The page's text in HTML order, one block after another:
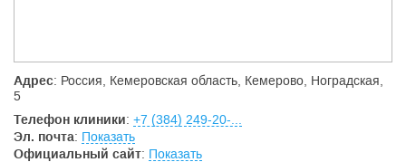
Адрес: Россия, Кемеровская область, Кемерово, Ноградская,
5
Телефон клиники: +7 (384) 249-20-...
Эл. почта: Показать
Официальный сайт: Показать